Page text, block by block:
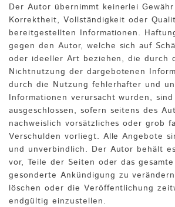
Der Autor übernimmt keinerlei
Korrektheit, Vollständigkeit oder
bereitgestellten Informationen.
gegen den Autor, welche sich auf
oder ideeller Art beziehen, die durch
Nichtnutzung der dargebotenen
durch die Nutzung fehlerhafter und
Informationen verursacht wurden,
ausgeschlossen, sofern seitens des
nachweislich vorsätzliches oder grob
Verschulden vorliegt. Alle Angebote
und unverbindlich. Der Autor behält
vor, Teile der Seiten oder das
gesonderte Ankündigung zu
löschen oder die Veröffentlichung
endgültig einzustellen.